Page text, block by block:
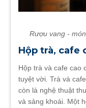
Rượu vang -
Hộp trà, cafe
Hộp trà và cafe cao
tuyệt vời. Trà và
còn là nghệ thuật
và sảng khoái. Một